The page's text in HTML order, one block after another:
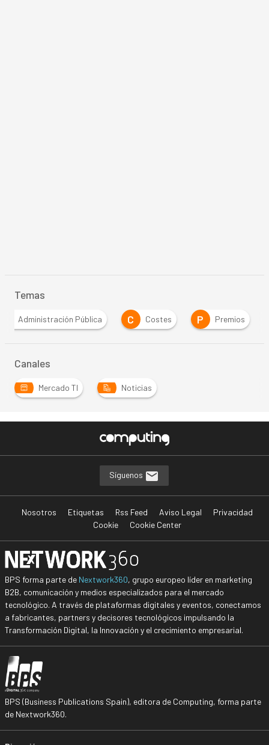
Temas
Administración Pública C Costes P Premios
Canales
Mercado TI Noticias
Síguenos
Nosotros Etiquetas Rss Feed Aviso Legal
Privacidad
Cookie
Cookie Center
BPS forma parte de Nextwork360, grupo europeo líder en marketing
B2B, comunicación y medios especializados para el mercado
tecnológico. A través de plataformas digitales y eventos, conectamos
a fabricantes, partners y decisores tecnológicos impulsando la
Transformación Digital, la Innovación y el crecimiento empresarial.
BPS (Business Publications Spain), editora de Computing, forma parte
de Nextwork360.